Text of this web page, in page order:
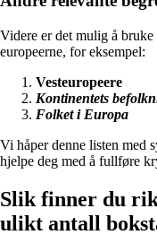
Videre er det mulig å
europeerne, for eksempel:
Vesteuropeere
Kontinentets
Folket i Europa
Vi håper denne listen med
hjelpe deg med å fullføre
Slik finner du
ulikt antall